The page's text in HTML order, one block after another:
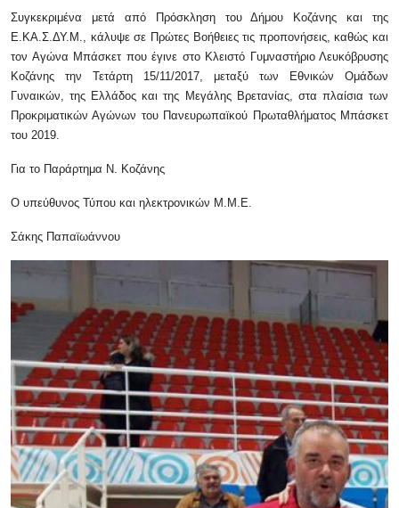
Συγκεκριμένα μετά από Πρόσκληση του Δήμου Κοζάνης και της
Ε.ΚΑ.Σ.ΔΥ.Μ., κάλυψε σε Πρώτες Βοήθειες τις προπονήσεις, καθώς και
τον Αγώνα Μπάσκετ που έγινε στο Κλειστό Γυμναστήριο Λευκόβρυσης
Κοζάνης την Τετάρτη 15/11/2017, μεταξύ των Εθνικών Ομάδων
Γυναικών, της Ελλάδος και της Μεγάλης Βρετανίας, στα πλαίσια των
Προκριματικών Αγώνων του Πανευρωπαϊκού Πρωταθλήματος Μπάσκετ
του 2019.
Για το Παράρτημα Ν. Κοζάνης
Ο υπεύθυνος Τύπου και ηλεκτρονικών Μ.Μ.Ε.
Σάκης Παπαϊωάννου